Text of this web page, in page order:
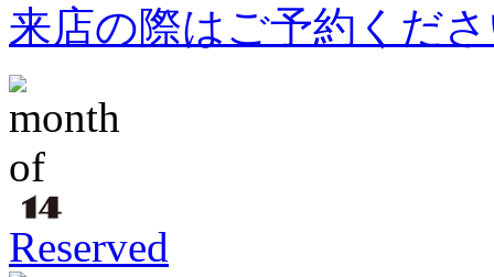
来店の際はご予約くだ
Reserved